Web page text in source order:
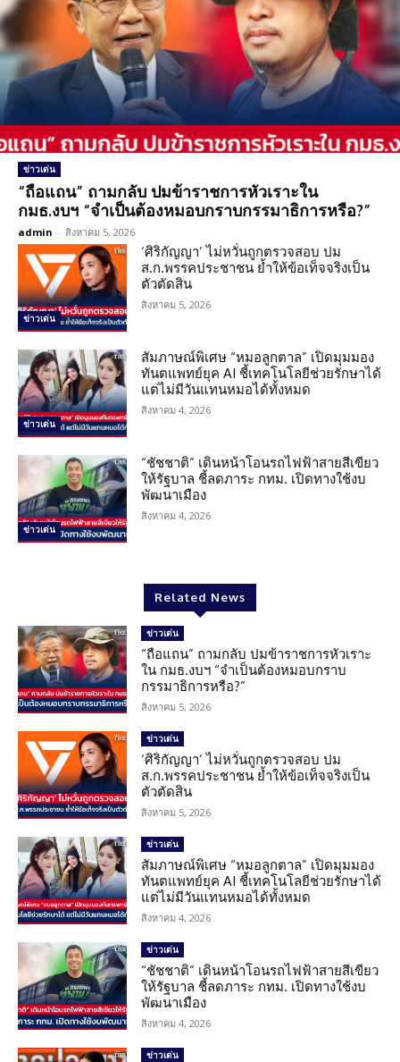
ข่าวเด่น
“ถือแถน” ถามกลับ ปมข้าราชการหัวเราะใน
กมธ.งบฯ “จำเป็นต้องหมอบกราบกรรมาธิการหรือ?”
admin - สิงหาคม 5, 2026
ข่าวเด่น
‘ศิริกัญญา’ ไม่หวั่นถูกตรวจสอบ ปม
ส.ก.พรรคประชาชน ย้ำให้ข้อเท็จจริงเป็น
ตัวตัดสิน
สิงหาคม 5, 2026
ข่าวเด่น
สัมภาษณ์พิเศษ “หมอลูกตาล” เปิดมุมมอง
ทันตแพทย์ยุค AI ชี้เทคโนโลยีช่วยรักษาได้
แต่ไม่มีวันแทนหมอได้ทั้งหมด
สิงหาคม 4, 2026
ข่าวเด่น
“ชัชชาติ” เดินหน้าโอนรถไฟฟ้าสายสีเขียว
ให้รัฐบาล ชี้ลดภาระ กทม. เปิดทางใช้งบ
พัฒนาเมือง
สิงหาคม 4, 2026
Related News
ข่าวเด่น
“ถือแถน” ถามกลับ ปมข้าราชการหัวเราะ
ใน กมธ.งบฯ “จำเป็นต้องหมอบกราบ
กรรมาธิการหรือ?”
สิงหาคม 5, 2026
ข่าวเด่น
‘ศิริกัญญา’ ไม่หวั่นถูกตรวจสอบ ปม
ส.ก.พรรคประชาชน ย้ำให้ข้อเท็จจริงเป็น
ตัวตัดสิน
สิงหาคม 5, 2026
ข่าวเด่น
สัมภาษณ์พิเศษ “หมอลูกตาล” เปิดมุมมอง
ทันตแพทย์ยุค AI ชี้เทคโนโลยีช่วยรักษาได้
แต่ไม่มีวันแทนหมอได้ทั้งหมด
สิงหาคม 4, 2026
ข่าวเด่น
“ชัชชาติ” เดินหน้าโอนรถไฟฟ้าสายสีเขียว
ให้รัฐบาล ชี้ลดภาระ กทม. เปิดทางใช้งบ
พัฒนาเมือง
สิงหาคม 4, 2026
ข่าวเด่น